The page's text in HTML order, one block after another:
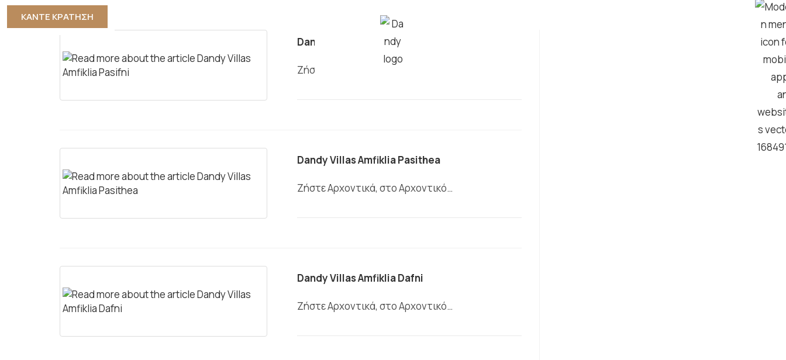
ΚΑΝΤΕ ΚΡΑΤΗΣΗ
Dandy Villas Amfiklia Pasifni
Ζήστε Αρχοντικά, στο Αρχοντικό…
Dandy Villas Amfiklia Pasithea
Ζήστε Αρχοντικά, στο Αρχοντικό…
Dandy Villas Amfiklia Dafni
Ζήστε Αρχοντικά, στο Αρχοντικό…